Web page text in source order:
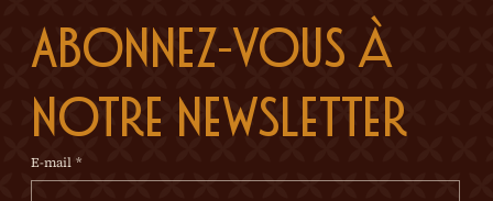
Abonnez-vous à
notre newsletter
E-mail *